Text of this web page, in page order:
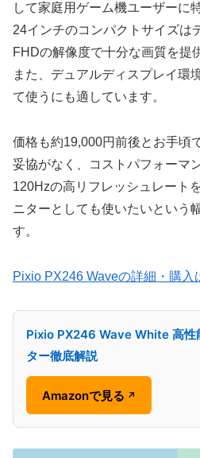
して家庭用ゲーム機ユーザーに
24インチのコンパクトサイズは
FHDの解像度で十分な画質を提
また、デュアルディスプレイ環
て使うにも適しています。
価格も約19,000円前後とお手頃
妥協がなく、コストパフォーマ
120Hzの高リフレッシュレート
ニターとしても使いたいという
す。
Pixio PX246 Waveの詳細・購入
Pixio PX246 Wave White 高性
ター徹底解説
Amazonで見る ↗